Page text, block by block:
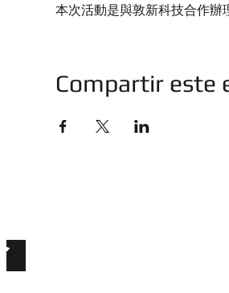
本次活動是與敦新科技合作
Compartir este
限公司